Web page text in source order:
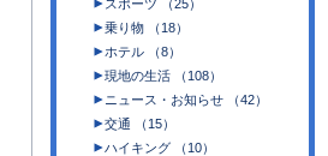
スポーツ （25）
乗り物 （18）
ホテル （8）
現地の生活 （108）
ニュース・お知らせ （42）
交通 （15）
ハイキング （10）